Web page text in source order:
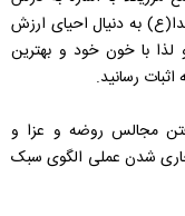
به دنیال احیای ارزش
لذا با خون خود و بهترین
رسانید.
مجالس روضه و عزا و
شدن عملی الگوی سبک